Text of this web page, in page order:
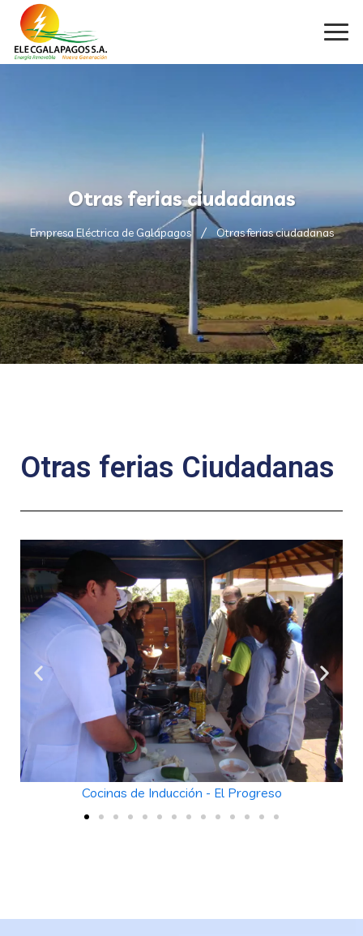
Otras ferias ciudadanas
Empresa Eléctrica de Galápagos Otras ferias ciudadanas
Otras ferias Ciudadanas
Cocinas de Inducción - El Progreso